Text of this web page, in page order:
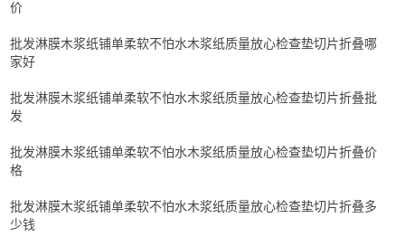
价
批发淋膜木浆纸铺单柔软不怕水木浆纸质量放心检查垫切片折叠哪
家好
批发淋膜木浆纸铺单柔软不怕水木浆纸质量放心检查垫切片折叠批
发
批发淋膜木浆纸铺单柔软不怕水木浆纸质量放心检查垫切片折叠价
格
批发淋膜木浆纸铺单柔软不怕水木浆纸质量放心检查垫切片折叠多
少钱